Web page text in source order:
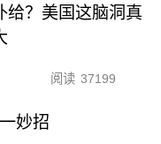
给？美国这脑洞真
阅读 37199
妙招